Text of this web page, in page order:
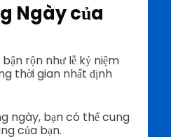
Ngày của
rộn như lễ kỷ niệm
thời gian nhất định
ngày, bạn có thể cung
của bạn.